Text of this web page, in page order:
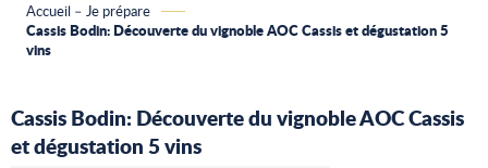
Accueil – Je prépare
Cassis Bodin: Découverte du vignoble AOC Cassis et dégustation 5
vins
Cassis Bodin: Découverte du vignoble AOC Cassis
et dégustation 5 vins